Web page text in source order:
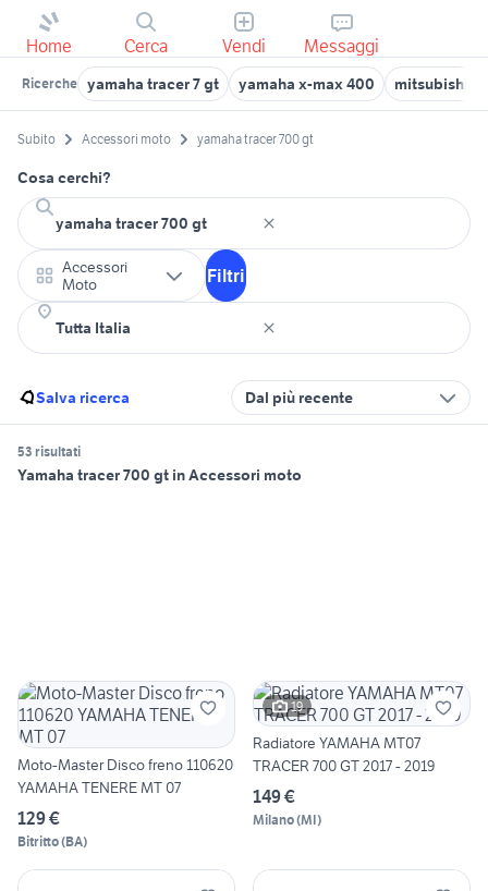
Home Cerca Vendi Messaggi
Ricerche yamaha tracer 7 gt yamaha x-max 400 mitsubishi
Subito Accessori moto yamaha tracer 700 gt
Cosa cerchi?
Accessori
Moto
Filtri
Salva ricerca Dal più recente
53 risultati
Yamaha tracer 700 gt in Accessori moto
Moto-Master Disco freno 110620
YAMAHA TENERE MT 07
129 €
Bitritto(BA)
19
Radiatore YAMAHA MT07
TRACER 700 GT 2017 - 2019
149 €
Milano(MI)